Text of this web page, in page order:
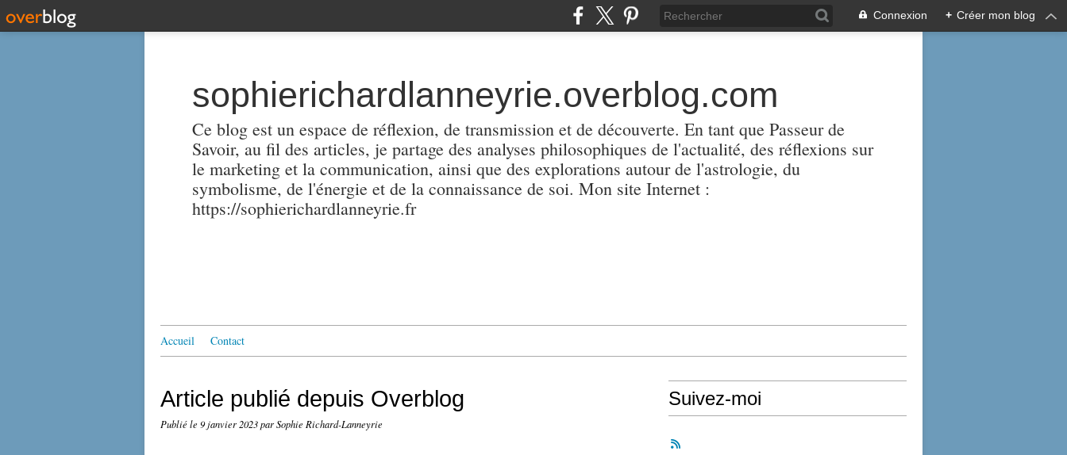
Connexion + Créer mon blog
sophierichardlanneyrie.overblog.com
Ce blog est un espace de réflexion, de transmission et de découverte. En tant que Passeur de
Savoir, au fil des articles, je partage des analyses philosophiques de l'actualité, des réflexions sur
le marketing et la communication, ainsi que des explorations autour de l'astrologie, du
symbolisme, de l'énergie et de la connaissance de soi. Mon site Internet :
https://sophierichardlanneyrie.fr
Accueil Contact
Article publié depuis Overblog
Publié le 9 janvier 2023par Sophie Richard-Lanneyrie
Suivez-moi